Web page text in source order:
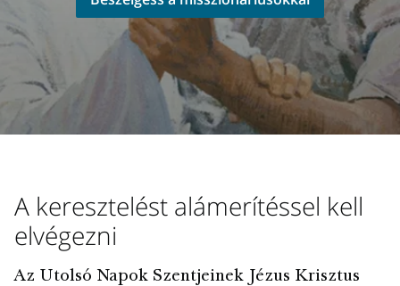
A keresztelést alámerítéssel kell
elvégezni
Az Utolsó Napok Szentjeinek Jézus Krisztus